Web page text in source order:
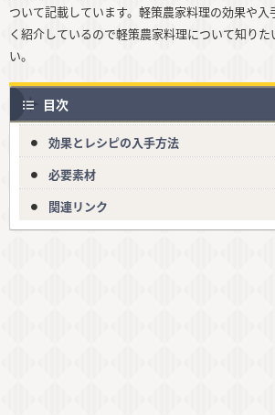
ついて記載しています。軽策農家料理の効果や
く紹介しているので軽策農家料理について知り
い。
目次
効果とレシピの入手方法
必要素材
関連リンク